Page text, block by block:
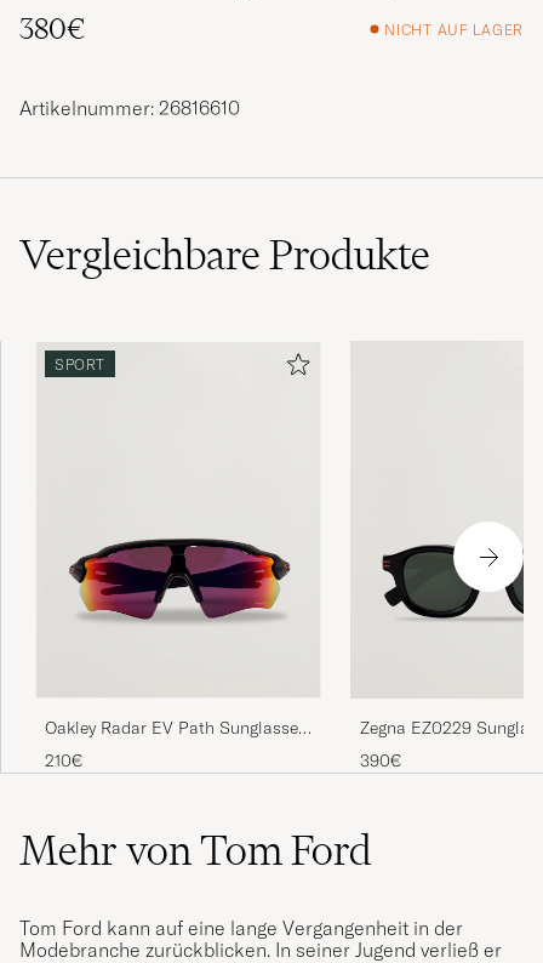
380€
NICHT AUF LAGER
Artikelnummer: 26816610
VergleichbareProdukte
SPORT
Oakley Radar EV Path Sunglasses
Matte Black
210€
Zegna EZ0229
Black/Green
390€
Mehr von Tom Ford
Tom Ford kann auf eine lange Vergangenheit in der
Modebranche zurückblicken. In seiner Jugend verließ er